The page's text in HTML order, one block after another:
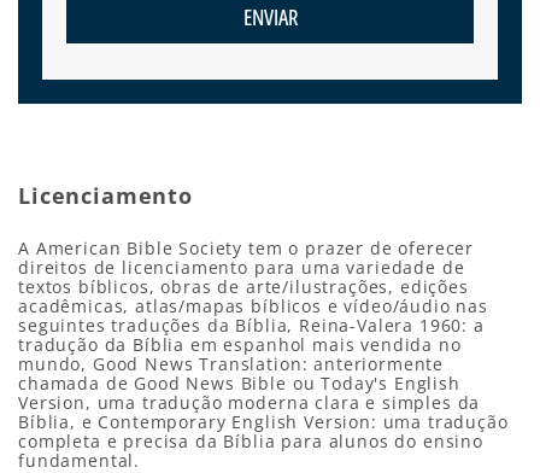
ENVIAR
Licenciamento
A American Bible Society tem o prazer de oferecer
direitos de licenciamento para uma variedade de
textos bíblicos, obras de arte/ilustrações, edições
acadêmicas, atlas/mapas bíblicos e vídeo/áudio nas
seguintes traduções da Bíblia, Reina-Valera 1960: a
tradução da Bíblia em espanhol mais vendida no
mundo, Good News Translation: anteriormente
chamada de Good News Bible ou Today's English
Version, uma tradução moderna clara e simples da
Bíblia, e Contemporary English Version: uma tradução
completa e precisa da Bíblia para alunos do ensino
fundamental.